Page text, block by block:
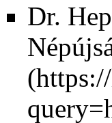
Dr.